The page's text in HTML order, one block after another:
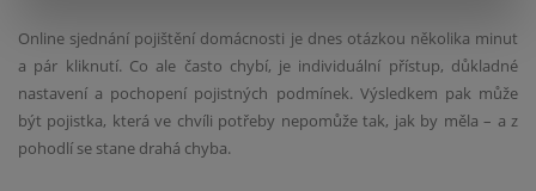
Online sjednání pojištění domácnosti je dnes otázkou několika minut
a pár kliknutí. Co ale často chybí, je individuální přístup, důkladné
nastavení a pochopení pojistných podmínek. Výsledkem pak může
být pojistka, která ve chvíli potřeby nepomůže tak, jak by měla – a z
pohodlí se stane drahá chyba.